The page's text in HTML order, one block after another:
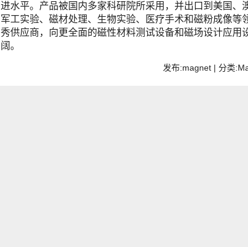
进水平。产品被国内多家科研院所采用，并出口到美国、
军工实验、磁材处理、生物实验、医疗手术和磁粉成像等
秀供应商，向更全面的磁性材料测试设备和磁场设计应用
阔。
发布:magnet | 分类